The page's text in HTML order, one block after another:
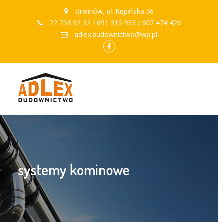
Brwinów, ul. Kępińska 36
22 758 92 32 / 691 315 933 / 607 474 426
adlex.budownictwo@wp.pl
systemy kominowe